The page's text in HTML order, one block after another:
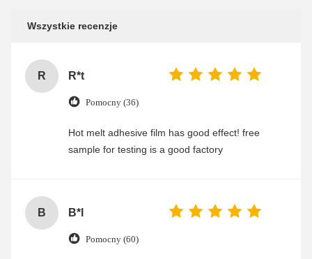
Wszystkie recenzje
R R*t
Pomocny (36)
Hot melt adhesive film has good effect! free
sample for testing is a good factory
B B*l
Pomocny (60)